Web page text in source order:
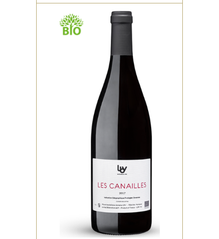
ROUGE BIO
Vendange manuelle, presse
en bois verticale. Dose de
souffre très faible. Levure
VOIR LE PRODUIT